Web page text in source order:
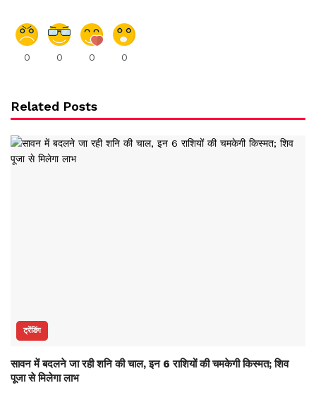
0 0 0 0
Related Posts
ट्रेंडिंग
सावन में बदलने जा रही शनि की चाल, इन 6 राशियों की चमकेगी किस्मत; शिव
पूजा से मिलेगा लाभ